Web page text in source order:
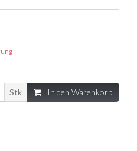
Stk In den Warenkorb